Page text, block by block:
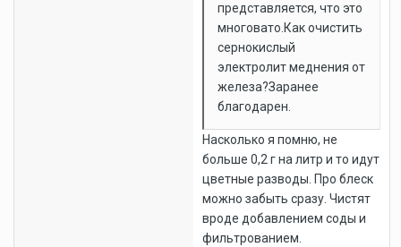
представляется, что это
многовато.Как очистить
сернокислый
электролит меднения от
железа?Заранее
благодарен.
Насколько я помню, не
больше 0,2 г на литр и то идут
цветные разводы. Про блеск
можно забыть сразу. Чистят
вроде добавлением соды и
фильтрованием.